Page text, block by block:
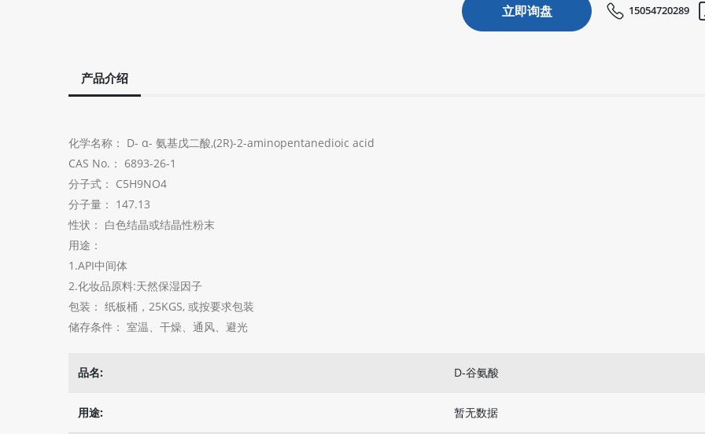
立即询盘 15054720289
产品介绍
化学名称： D- α- 氨基戊二酸,(2R)-2-aminopentanedioic acid
CAS No.： 6893-26-1
分子式： C5H9NO4
分子量： 147.13
性状： 白色结晶或结晶性粉末
用途：
1.API中间体
2.化妆品原料:天然保湿因子
包装： 纸板桶，25KGS, 或按要求包装
储存条件： 室温、干燥、通风、避光
品名: D-谷氨酸
用途: 暂无数据